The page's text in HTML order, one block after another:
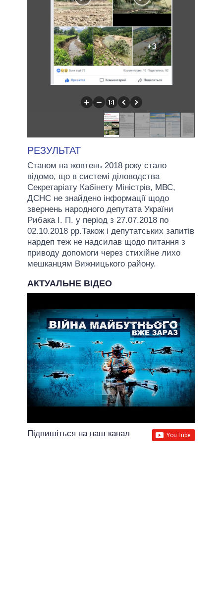
РЕЗУЛЬТАТ
Станом на жовтень 2018 року стало
відомо, що в системі діловодства
Секретаріату Кабінету Міністрів, МВС,
ДСНС не знайдено інформації щодо
звернень народного депутата України
Рибака І. П. у період з 27.07.2018 по
02.10.2018 рр.Також і депутатських запитів
нардеп теж не надсилав щодо питання з
приводу допомоги через стихійне лихо
мешканцям Вижницького району.
АКТУАЛЬНЕ ВІДЕО
Підпишіться на наш канал